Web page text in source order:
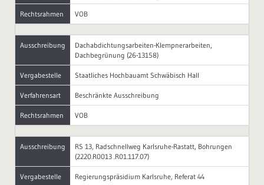
Rechtsrahmen VOB
Ausschreibung
Dachabdichtungsarbeiten-Klempnerarbeiten,
Dachbegrünung (26-13158)
Vergabestelle Staatliches Hochbauamt Schwäbisch Hall
Verfahrensart Beschränkte Ausschreibung
Rechtsrahmen VOB
Ausschreibung
RS 13, Radschnellweg Karlsruhe-Rastatt, Bohrungen
(2220.R0013 .R01.117.07)
Vergabestelle Regierungspräsidium Karlsruhe, Referat 44